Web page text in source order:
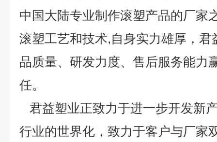
中国大陆专业制作滚塑产品的厂家
滚塑工艺和技术,自身实力雄厚，
品质量、研发力度、售后服务能力
任。
君益塑业正致力于进一步开发新
行业的世界化，致力于客户与厂家